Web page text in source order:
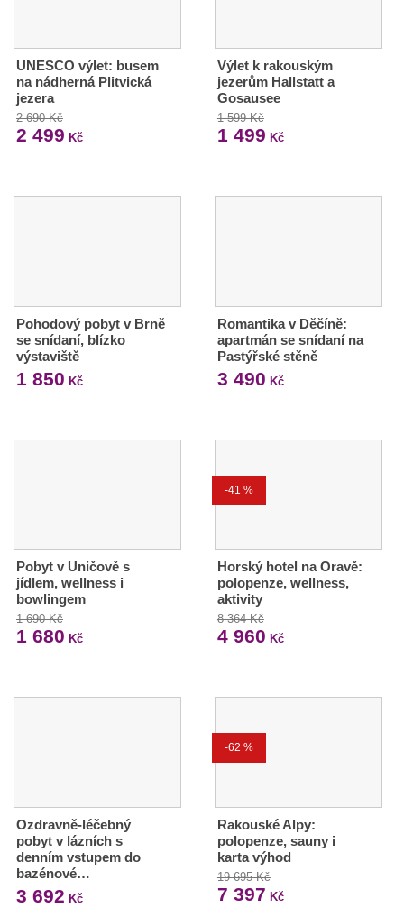
UNESCO výlet: busem
na nádherná Plitvická
jezera
2 690 Kč
2 499 Kč
Výlet k rakouským
jezerům Hallstatt a
Gosausee
1 599 Kč
1 499 Kč
Pohodový pobyt v Brně
se snídaní, blízko
výstaviště
1 850 Kč
Romantika v Děčíně:
apartmán se snídaní na
Pastýřské stěně
3 490 Kč
Pobyt v Uničově s
jídlem, wellness i
bowlingem
1 690 Kč
1 680 Kč
-41 %
Horský hotel na Oravě:
polopenze, wellness,
aktivity
8 364 Kč
4 960 Kč
Ozdravně-léčebný
pobyt v lázních s
denním vstupem do
bazénové…
3 692 Kč
-62 %
Rakouské Alpy:
polopenze, sauny i
karta výhod
19 695 Kč
7 397 Kč